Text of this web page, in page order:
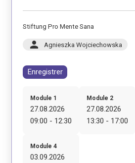
Stiftung Pro Mente Sana
person Agnieszka Wojciechowska
Enregistrer
Module 1
27.08.2026
09:00 - 12:30
Module 2
27.08.2026
13:30 - 17:00
Module 4
03.09.2026